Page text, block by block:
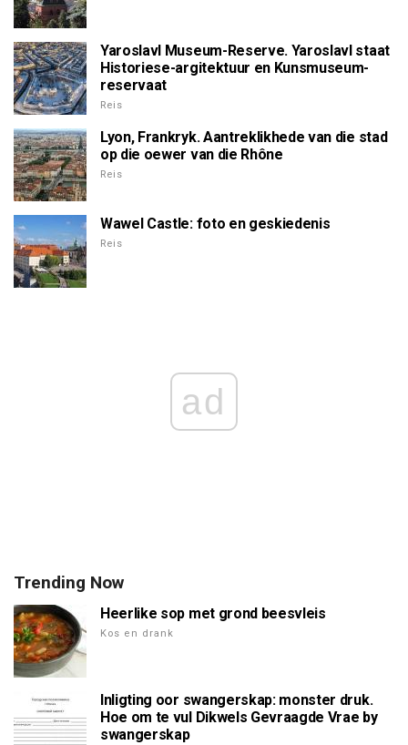
Yaroslavl Museum-Reserve. Yaroslavl staat
Historiese-argitektuur en Kunsmuseum-
reservaat
Reis
Lyon, Frankryk. Aantreklikhede van die stad
op die oewer van die Rhône
Reis
Wawel Castle: foto en geskiedenis
Reis
ad
Trending Now
Heerlike sop met grond beesvleis
Kos en drank
Inligting oor swangerskap: monster druk.
Hoe om te vul Dikwels Gevraagde Vrae by
swangerskap